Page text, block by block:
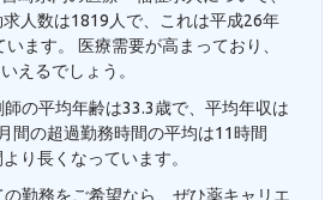
人数は1819人で、これは平成26年
ます。 医療需要が高まっており、
えるでしょう。
の平均年齢は33.3歳で、平均年収は
間の超過勤務時間の平均は11時間
り長くなっています。
勤務をご希望なら、ぜひ薬キャリエ